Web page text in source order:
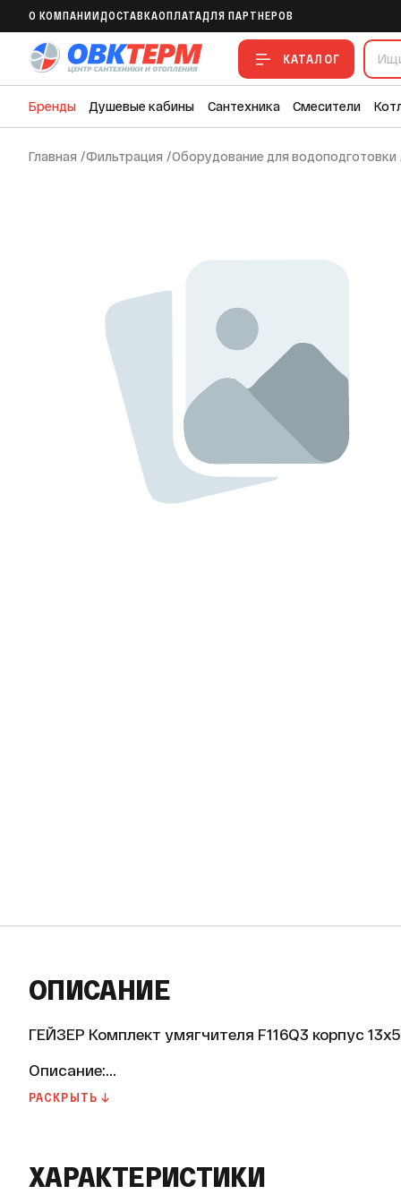
O КОМПАНИИ ДОСТАВКАОПЛАТАДЛЯ ПАРТНЕРОВ
КАТАЛОГ
Бренды Душевые кабины Сантехника Смесители
Главная /Фильтрация /Оборудование для водоподготовки
ОПИСАНИЕ
ГЕЙЗЕР Комплект умягчителя F116Q3 корпус
Описание:
Комплект умягчителя Гейзер F116Q3 — это
РАСКРЫТЬ ↓
ХАРАКТЕРИСТИКИ
Комплект умягчителя F116Q3 корпус